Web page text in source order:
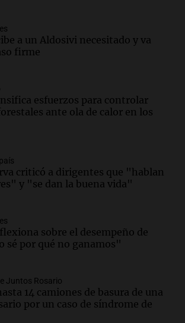
a un Aldosivi necesitado y va
firme
esfuerzos para controlar
ante ola de calor en los
criticó a dirigentes que "hablan
y "se dan la buena vida"
sobre el desempeño de
sé por qué no ganamos"
Juntos Rosario
14 camiones de basura de una
por un caso de síndrome de